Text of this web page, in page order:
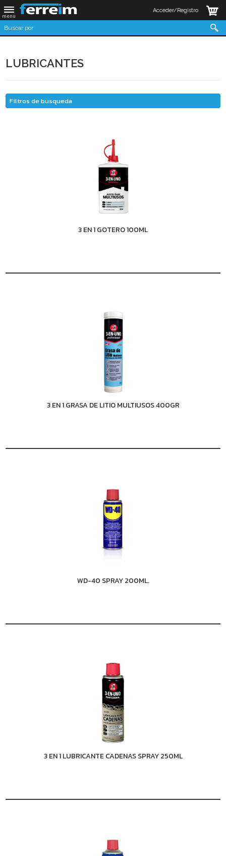
Acceder/Registro
LUBRICANTES
Filtros de busqueda
3 EN 1 GOTERO 100ML
3 EN 1 GRASA DE LITIO MULTIUSOS 400GR
WD-40 SPRAY 200ML.
3 EN 1 LUBRICANTE CADENAS SPRAY 250ML